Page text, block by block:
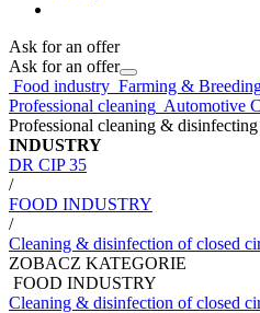
Ask for an offer
Ask for an offer
Food industry Farming &
Professional cleaning Automotive
Professional cleaning &
INDUSTRY
DR CIP 35
/
FOOD INDUSTRY
/
Cleaning & disinfection of closed
ZOBACZ KATEGORIE
FOOD INDUSTRY
Cleaning & disinfection of closed